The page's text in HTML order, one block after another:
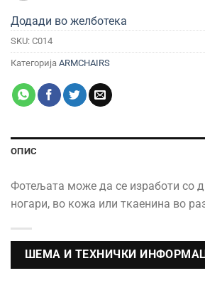
Додади во желботека
SKU: C014
Категорија ARMCHAIRS
ОПИС
Фотељата може да се изработи со
ногари, во кожа или ткаенина во
ШЕМА И ТЕХНИЧКИ